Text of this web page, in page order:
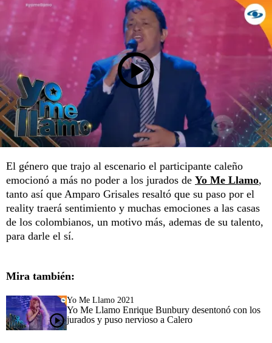
El género que trajo al escenario el participante caleño
emocionó a más no poder a los jurados de Yo Me Llamo,
tanto así que Amparo Grisales resaltó que su paso por el
reality traerá sentimiento y muchas emociones a las casas
de los colombianos, un motivo más, ademas de su talento,
para darle el sí.
Mira también:
Yo Me Llamo 2021
Yo Me Llamo Enrique Bunbury desentonó con los
jurados y puso nervioso a Calero